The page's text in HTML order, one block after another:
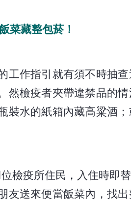
菜藏整包菸！
工作指引就有須不時抽
然檢疫者夾帶違禁品的
裝水的紙箱內藏高粱酒
檢疫所住民，入住時即
友送來便當飯菜內，找